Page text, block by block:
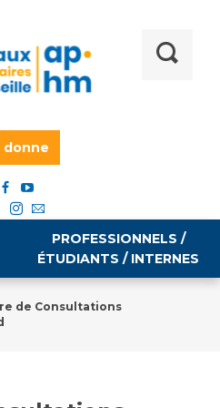
donne
PROFESSIONNELS /
ÉTUDIANTS / INTERNES
de Consultations